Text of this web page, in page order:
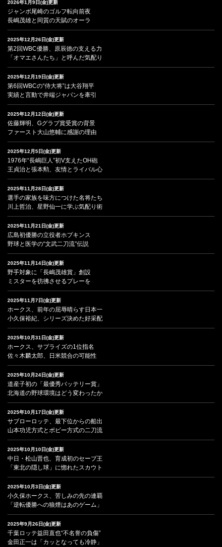
2026年1月9日(金)更新
ジャンボ尾崎のゴルフ転向前夜
長嶋茂雄と同質の天賦のオーラ
2025年12月26日(金)更新
第2回WBC優勝、原辰徳の支える力
「オマエさんたち」と呼んだ気配り
2025年12月19日(金)更新
第6回WBCの“侍大将”は大谷翔平
実績と言動で井端ジャパンを牽引
2025年12月12日(金)更新
佐藤輝明、Gグラブ賞受賞の背景
ファースト大山悠輔に感謝の理由
2025年12月5日(金)更新
1976年“長嶋巨人”初V支えたOH砲
王貞治と張本勲、友情とライバル心
2025年11月28日(金)更新
選手の家族を味方につけた名将たち
川上哲治、星野仙一に学ぶ気配り術
2025年11月21日(金)更新
広島初優勝の立役者ホプキンス
野球と医学の“文武二刀流”伝説
2025年11月14日(金)更新
野手対象に「長嶋茂雄賞」創設
ミスターを彷彿させるプレーを
2025年11月7日(金)更新
ホークス、前年の屈辱晴らす日本一
小久保裕紀、シリーズ決めた好采配
2025年10月31日(金)更新
ホークス、サプライズの1位指名
佐々木麟太郎、日米競合の可能性
2025年10月24日(金)更新
道産子初の「最優秀バッテリー賞」
北海道の野球環境はどう変わったか
2025年10月17日(金)更新
サブローロッテ、最下位からの船出
山本功児方式とボビー方式の二刀流
2025年10月10日(金)更新
中日・松山晋也、育成初のセーブ王
「東北の隠し球」に惚れたスカウト
2025年10月3日(金)更新
小久保ホークス、苦しみの先の連覇
「逆転優勝への狼煙はあのゲーム」
2025年9月26日(金)更新
千葉ロッテ益田直也“不名誉の負傷”
金田正一は「カッとなっても冷静」